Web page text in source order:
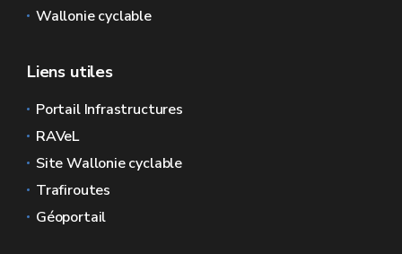
Wallonie cyclable
Liens utiles
Portail Infrastructures
RAVeL
Site Wallonie cyclable
Trafiroutes
Géoportail